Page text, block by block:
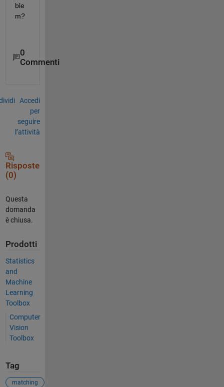
ble
m?
0
Commenti
Accedi
per
seguire
l’attività
Risposte
(0)
Questa
domanda
è chiusa.
Prodotti
Statistics
and
Machine
Learning
Toolbox
Computer
Vision
Toolbox
Tag
matching